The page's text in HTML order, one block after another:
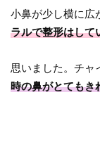
小鼻が少し横に広
ラルで整形はして
思いました。チャ
時の鼻がとてもき